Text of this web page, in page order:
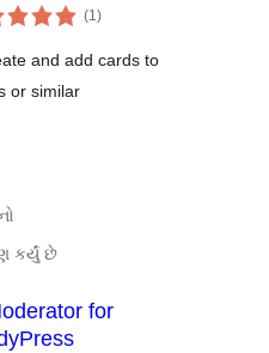
(1કુલ
રેટિંગ્સ
)
and add cards to
or similar
કર્યું છે
for